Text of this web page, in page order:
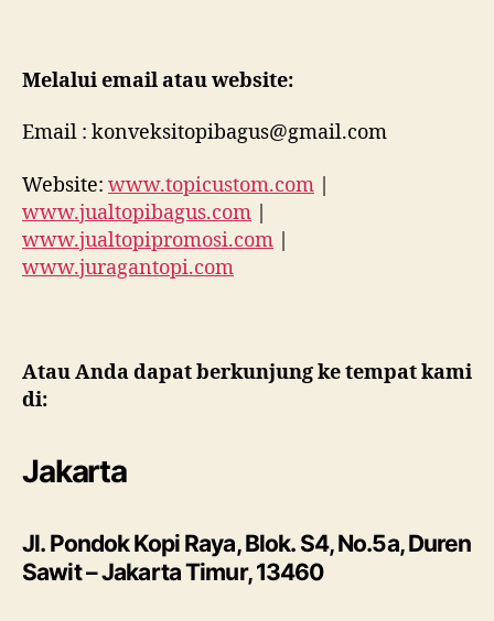
Melalui email atau website:
Email : konveksitopibagus@gmail.com
Website: www.topicustom.com |
www.jualtopibagus.com |
www.jualtopipromosi.com |
www.juragantopi.com
Atau Anda dapat berkunjung ke tempat kami
di:
Jakarta
Jl. Pondok Kopi Raya, Blok. S4, No.5a, Duren
Sawit – Jakarta Timur, 13460